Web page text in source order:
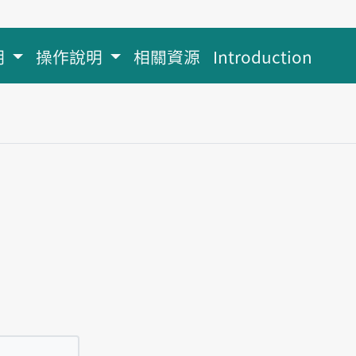
操作說明 相關資源 Introduction